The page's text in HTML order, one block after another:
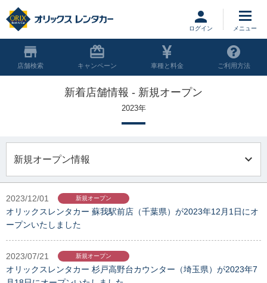
ログイン
店舗 キャンペーン 車種と料金 ご利用方法
新着店舗情報 - 新規オープン
2023年
2023/12/01 新規オープン
オリックスレンタカー 蘇我駅前店（千葉県）が2023年12月1日にオ
ープンいたしました
2023/07/21 新規オープン
オリックスレンタカー 杉戸高野台カウンター（埼玉県）が2023年7